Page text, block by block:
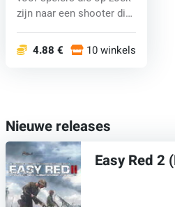
zijn naar een shooter die
4.88 € 10 winkels
Nieuwe releases
Easy Red 2